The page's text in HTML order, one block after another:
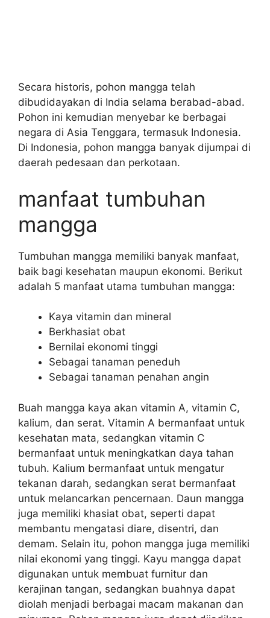
Secara historis, pohon mangga telah
dibudidayakan di India selama berabad-abad.
Pohon ini kemudian menyebar ke berbagai
negara di Asia Tenggara, termasuk Indonesia.
Di Indonesia, pohon mangga banyak dijumpai di
daerah pedesaan dan perkotaan.
manfaat tumbuhan
mangga
Tumbuhan mangga memiliki banyak manfaat,
baik bagi kesehatan maupun ekonomi. Berikut
adalah 5 manfaat utama tumbuhan mangga:
Kaya vitamin dan mineral
Berkhasiat obat
Bernilai ekonomi tinggi
Sebagai tanaman peneduh
Sebagai tanaman penahan angin
Buah mangga kaya akan vitamin A, vitamin C,
kalium, dan serat. Vitamin A bermanfaat untuk
kesehatan mata, sedangkan vitamin C
bermanfaat untuk meningkatkan daya tahan
tubuh. Kalium bermanfaat untuk mengatur
tekanan darah, sedangkan serat bermanfaat
untuk melancarkan pencernaan. Daun mangga
juga memiliki khasiat obat, seperti dapat
membantu mengatasi diare, disentri, dan
demam. Selain itu, pohon mangga juga memiliki
nilai ekonomi yang tinggi. Kayu mangga dapat
digunakan untuk membuat furnitur dan
kerajinan tangan, sedangkan buahnya dapat
diolah menjadi berbagai macam makanan dan